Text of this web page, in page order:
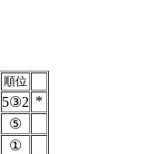
順位
5③2 *
⑤
①